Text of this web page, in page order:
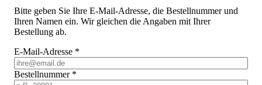
Bitte geben Sie Ihre E-Mail-Adresse, die Bestellnummer und
Ihren Namen ein. Wir gleichen die Angaben mit Ihrer
Bestellung ab.
E-Mail-Adresse *
Bestellnummer *